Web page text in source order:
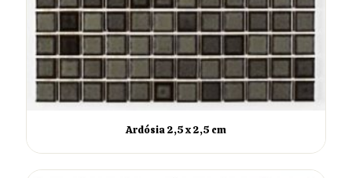
Ardósia 2,5 x 2,5 cm